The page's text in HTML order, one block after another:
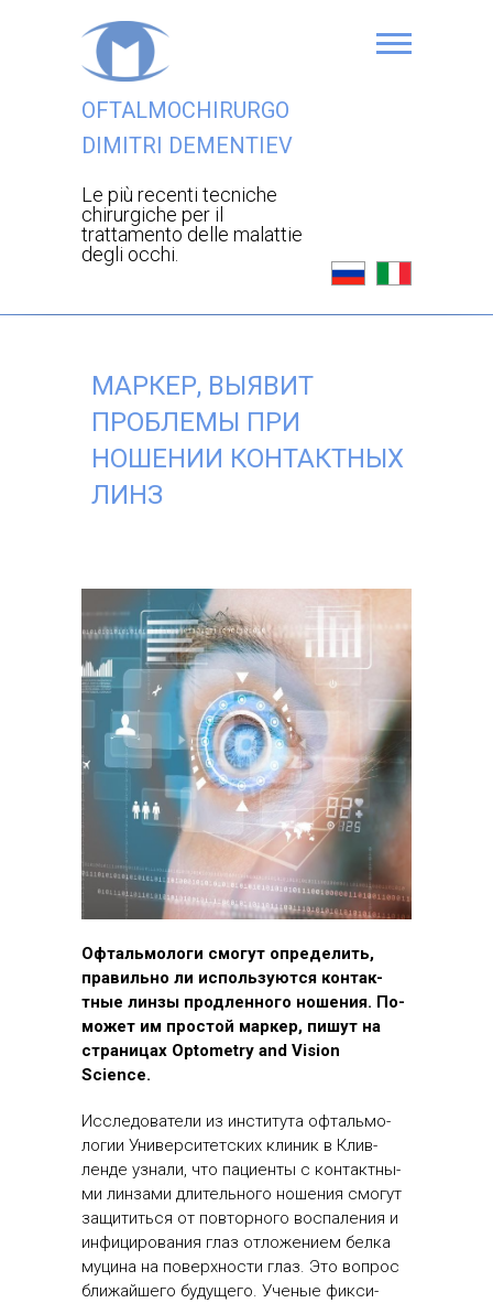
OFTALMOCHIRURGO
DIMITRI DEMENTIEV
Le più recenti tecniche
chirurgiche per il
trattamento delle malattie
degli occhi.
МАРКЕР, ВЫЯВИТ
ПРОБЛЕМЫ ПРИ
НОШЕНИИ КОНТАКТНЫХ
ЛИНЗ
Оф­таль­мо­логи смо­гут оп­ре­делить,
пра­виль­но ли ис­поль­зу­ют­ся кон­так­
тные лин­зы прод­ленно­го но­шения. По­
может им прос­той мар­кер, пи­шут на
стра­ницах Optometry and Vision
Science.
Ис­сле­дова­тели из ин­сти­тута оф­таль­мо­
логии Уни­вер­си­тет­ских кли­ник в Клив­
ленде уз­на­ли, что па­ци­ен­ты с кон­так­тны­
ми лин­за­ми дли­тель­но­го но­шения смо­гут
за­щитить­ся от пов­торно­го вос­па­ления и
ин­фи­циро­вания глаз от­ло­жени­ем бел­ка
му­цина на по­вер­хнос­ти глаз. Это воп­рос
бли­жай­ше­го бу­дуще­го. Уче­ные фик­си­